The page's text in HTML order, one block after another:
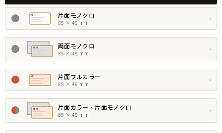
片面モノクロ
85 × 49 mm
›
両面モノクロ
85 × 49 mm
›
片面フルカラー
85 × 49 mm
›
片面カラー・片面モノクロ
85 × 49 mm
›